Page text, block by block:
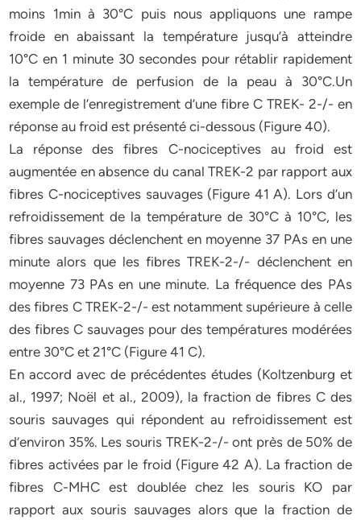
moins 1min à 30°C puis nous appliquons une rampe
froide en abaissant la température jusqu’à atteindre
10°C en 1 minute 30 secondes pour rétablir rapidement
la température de perfusion de la peau à 30°C.Un
exemple de l’enregistrement d’une fibre C TREK- 2-/- en
réponse au froid est présenté ci-dessous (Figure 40).
La réponse des fibres C-nociceptives au froid est
augmentée en absence du canal TREK-2 par rapport aux
fibres C-nociceptives sauvages (Figure 41 A). Lors d’un
refroidissement de la température de 30°C à 10°C, les
fibres sauvages déclenchent en moyenne 37 PAs en une
minute alors que les fibres TREK-2-/- déclenchent en
moyenne 73 PAs en une minute. La fréquence des PAs
des fibres C TREK-2-/- est notamment supérieure à celle
des fibres C sauvages pour des températures modérées
entre 30°C et 21°C (Figure 41 C).
En accord avec de précédentes études (Koltzenburg et
al., 1997; Noël et al., 2009), la fraction de fibres C des
souris sauvages qui répondent au refroidissement est
d’environ 35%. Les souris TREK-2-/- ont près de 50% de
fibres activées par le froid (Figure 42 A). La fraction de
fibres C-MHC est doublée chez les souris KO par
rapport aux souris sauvages alors que la fraction de